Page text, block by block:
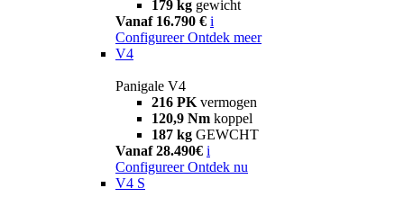
179 kg gewicht
Vanaf 16.790 € i
Configureer Ontdek meer
V4
Panigale V4
216 PK vermogen
120,9 Nm koppel
187 kg GEWCHT
Vanaf 28.490€ i
Configureer Ontdek nu
V4 S